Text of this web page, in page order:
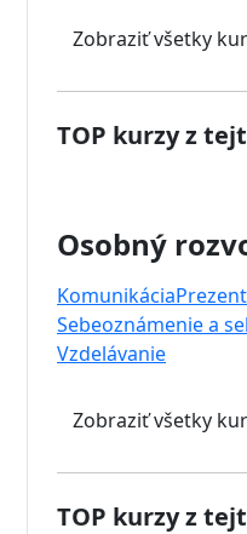
Zobraziť všetky
TOP kurzy z
Osobný
Komunikácia
Sebeoznámenie a
Vzdelávanie
Zobraziť všetky
TOP kurzy z